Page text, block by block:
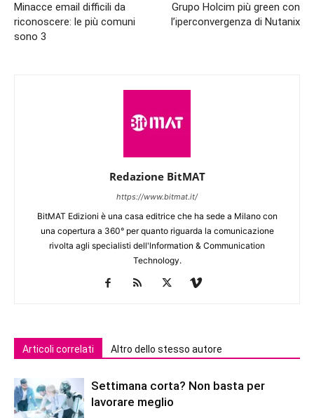
Minacce email difficili da
riconoscere: le più comuni
sono 3
Grupo Holcim più green con
l’iperconvergenza di Nutanix
Redazione BitMAT
https://www.bitmat.it/
BitMAT Edizioni è una casa editrice che ha sede a Milano con
una copertura a 360° per quanto riguarda la comunicazione
rivolta agli specialisti dell'lnformation & Communication
Technology.
Articoli correlati Altro dello stesso autore
Settimana corta? Non basta per
lavorare meglio